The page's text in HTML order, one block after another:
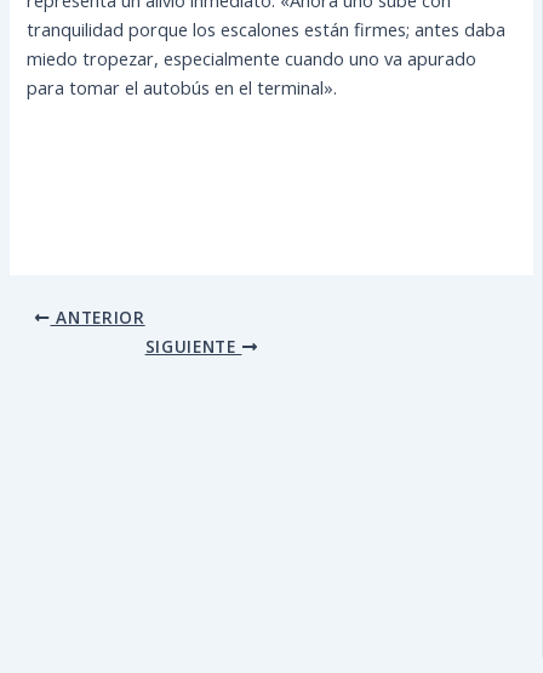
tranquilidad porque los escalones están firmes; antes daba
miedo tropezar, especialmente cuando uno va apurado
para tomar el autobús en el terminal».
ANTERIOR
SIGUIENTE